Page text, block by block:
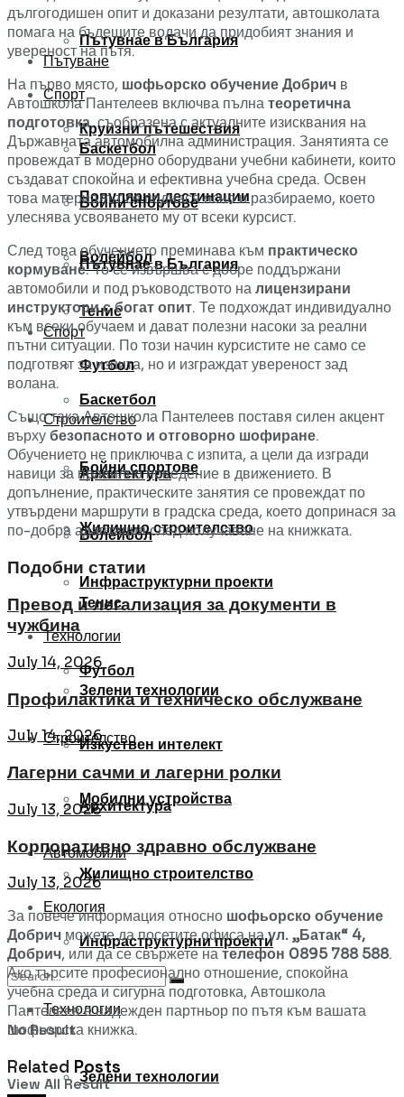
Пътуване
Круизни пътешествия
Популярни дестинации
Пътувнае в България
Спорт
Баскетбол
Бойни спортове
Волейбол
Тенис
Футбол
Строителство
Архитектура
Жилищно строителство
Инфраструктурни проекти
Технологии
Зелени технологии
Пътувнае в България
Спорт
Баскетбол
Бойни спортове
Волейбол
Тенис
Футбол
Строителство
Архитектура
Жилищно строителство
Инфраструктурни проекти
Технологии
Зелени технологии
Изкуствен интелект
Мобилни устройства
Автомобили
Екология
No Result
View All Result
дългогодишен опит и доказани резултати, автошколата
помага на бъдещите водачи да придобият знания и
увереност на пътя.
На първо място, шофьорско обучение Добрич в
Автошкола Пантелеев включва пълнатеоретична
подготовка, съобразена с актуалните изисквания на
Държавната автомобилна администрация. Занятията се
провеждат в модерно оборудвани учебни кабинети, които
създават спокойна и ефективна учебна среда. Освен
това материалът се поднася ясно и разбираемо, което
улеснява усвояването му от всеки курсист.
След това обучението преминава към практическо
кормуване. То се извършва с добре поддържани
автомобили и под ръководството налицензирани
инструктори с богат опит. Те подхождат индивидуално
към всеки обучаем и дават полезни насоки за реални
пътни ситуации. По този начин курсистите не само се
подготвят за изпита, но и изграждат увереност зад
волана.
Също така Автошкола Пантелеев поставя силен акцент
върхубезопасното и отговорно шофиране.
Обучението не приключва с изпита, а цели да изгради
навици за правилно поведение в движението. В
допълнение, практическите занятия се провеждат по
утвърдени маршрути в градска среда, което допринася за
по-добра адаптация след получаване на книжката.
Подобни статии
Превод и легализация за документи в
чужбина
July 14, 2026
Профилактика и техническо обслужване
July 14, 2026
Лагерни сачми и лагерни ролки
July 13, 2026
Корпоративно здравно обслужване
July 13, 2026
За повече информация относно шофьорско обучение
Добричможете да посетите офиса наул. „Батак“ 4,
Добрич, или да се свържете нателефон 0895 788 588.
Ако търсите професионално отношение, спокойна
учебна среда и сигурна подготовка, Автошкола
Пантелеев е надежден партньор по пътя към вашата
шофьорска книжка.
Related Posts